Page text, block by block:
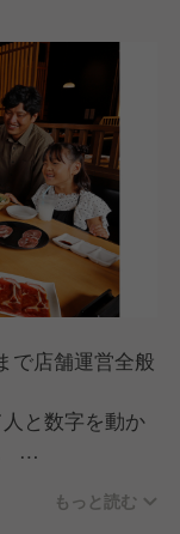
で店舗運営全般
と数字を動か
オペレーション
もっと読む